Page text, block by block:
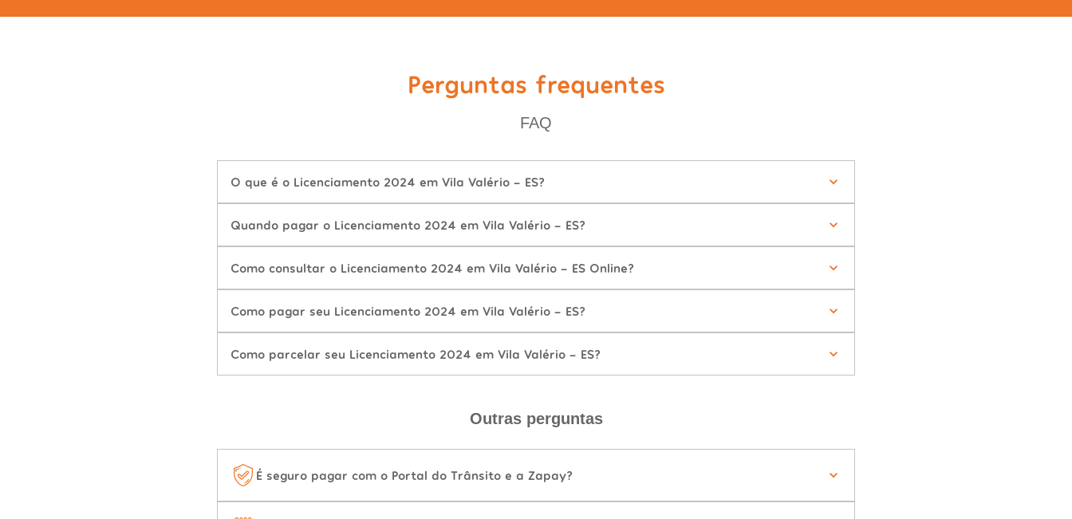
Perguntas frequentes
FAQ
O que é o Licenciamento 2024 em Vila Valério - ES?
Quando pagar o Licenciamento 2024 em Vila Valério - ES?
Como consultar o Licenciamento 2024 em Vila Valério - ES Online?
Como pagar seu Licenciamento 2024 em Vila Valério - ES?
Como parcelar seu Licenciamento 2024 em Vila Valério - ES?
Outras perguntas
É seguro pagar com o Portal do Trânsito e a Zapay?